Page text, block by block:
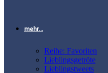
mehr…
Reihe: Favoriten
Lieblingsgetröte
Lieblingstweets